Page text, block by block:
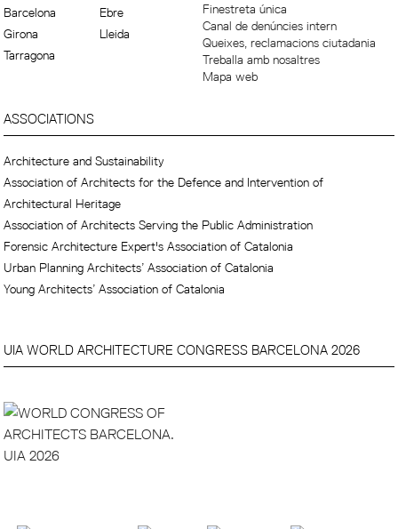
Barcelona
Ebre
Girona
Lleida
Tarragona
Finestreta única
Canal de denúncies intern
Queixes, reclamacions ciutadania
Treballa amb nosaltres
Mapa web
ASSOCIATIONS
Architecture and Sustainability
Association of Architects for the Defence and Intervention of
Architectural Heritage
Association of Architects Serving the Public Administration
Forensic Architecture Expert's Association of Catalonia
Urban Planning Architects’ Association of Catalonia
Young Architects’ Association of Catalonia
UIA WORLD ARCHITECTURE CONGRESS BARCELONA 2026